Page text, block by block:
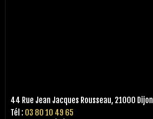
44 Rue Jean Jacques Rousseau, 21000 Dijon
Tél : 03 80 10 49 65